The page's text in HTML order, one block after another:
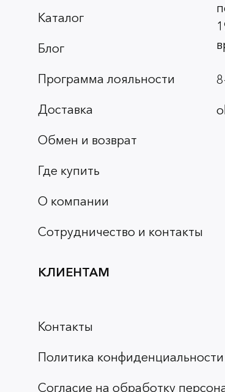
Каталог
Блог
Программа лояльности
Доставка
Обмен и возврат
Где купить
О компании
Сотрудничество и контакты
КЛИЕНТАМ
Контакты
Политика конфиденциальности
Согласие на обработку